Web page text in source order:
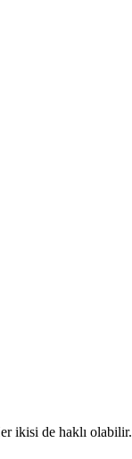
ikisi de haklı olabilir.